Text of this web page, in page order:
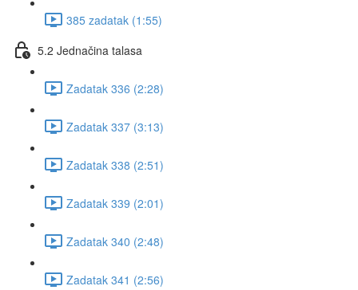
385 zadatak (1:55)
5.2 Jednačina talasa
Zadatak 336 (2:28)
Zadatak 337 (3:13)
Zadatak 338 (2:51)
Zadatak 339 (2:01)
Zadatak 340 (2:48)
Zadatak 341 (2:56)